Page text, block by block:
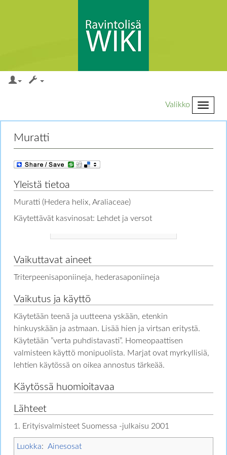
Valikko
valikkoon
Muratti
Yleistä tietoa
Muratti (Hedera helix, Araliaceae)
Käytettävät kasvinosat: Lehdet ja versot
Vaikuttavat aineet
Triterpeenisaponiineja, hederasaponiineja
Vaikutus ja käyttö
Käytetään teenä ja uutteena yskään, etenkin
hinkuyskään ja astmaan. Lisää hien ja virtsan eritystä.
Käytetään ”verta puhdistavasti”. Homeopaattisen
valmisteen käyttö monipuolista. Marjat ovat myrkyllisiä,
lehtien käytössä on oikea annostus tärkeää.
Käytössä huomioitavaa
Lähteet
1. Erityisvalmisteet Suomessa -julkaisu 2001
Luokka: Ainesosat